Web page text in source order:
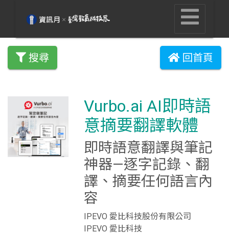
搜尋 回首頁
Vurbo.ai AI即時語
意摘要翻譯軟體
即時語意翻譯與筆記
神器—逐字記錄、翻
譯、摘要任何語言內
容
IPEVO 愛比科技股份有限公司
IPEVO 愛比科技